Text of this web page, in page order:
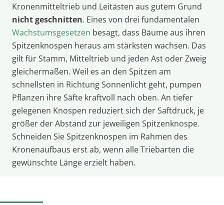
Kronenmitteltrieb und Leitästen aus gutem Grund
nicht geschnitten. Eines von drei fundamentalen
Wachstumsgesetzen besagt, dass Bäume aus ihren
Spitzenknospen heraus am stärksten wachsen. Das
gilt für Stamm, Mitteltrieb und jeden Ast oder Zweig
gleichermaßen. Weil es an den Spitzen am
schnellsten in Richtung Sonnenlicht geht, pumpen
Pflanzen ihre Säfte kraftvoll nach oben. An tiefer
gelegenen Knospen reduziert sich der Saftdruck, je
größer der Abstand zur jeweiligen Spitzenknospe.
Schneiden Sie Spitzenknospen im Rahmen des
Kronenaufbaus erst ab, wenn alle Triebarten die
gewünschte Länge erzielt haben.